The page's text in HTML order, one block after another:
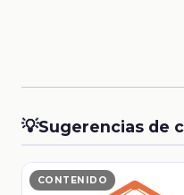
💡Sugerencias de
CONTENIDO